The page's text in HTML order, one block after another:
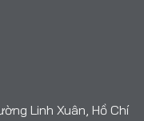
Linh Xuân, Hồ Chí